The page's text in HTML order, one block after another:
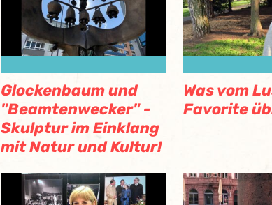
Glockenbaum und
"Beamtenwecker" -
Skulptur im Einklang
mit Natur und Kultur!
Was vom
Favorite